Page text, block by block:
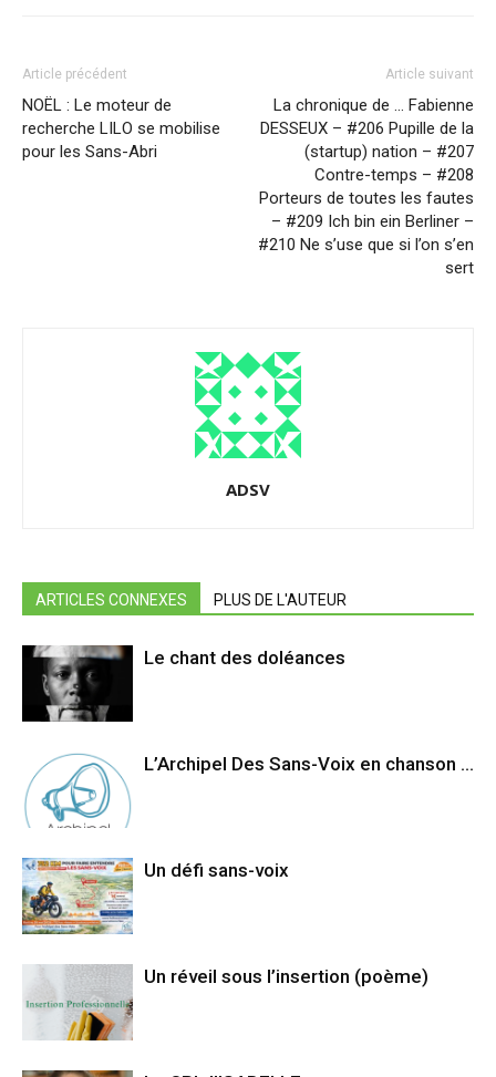
Article précédent
NOËL : Le moteur de
recherche LILO se mobilise
pour les Sans-Abri
Article suivant
La chronique de … Fabienne
DESSEUX – #206 Pupille de la
(startup) nation – #207
Contre-temps – #208
Porteurs de toutes les fautes
– #209 Ich bin ein Berliner –
#210 Ne s’use que si l’on s’en
sert
ADSV
ARTICLES CONNEXES PLUS DE L'AUTEUR
Le chant des doléances
L’Archipel Des Sans-Voix en chanson …
Un défi sans-voix
Un réveil sous l’insertion (poème)